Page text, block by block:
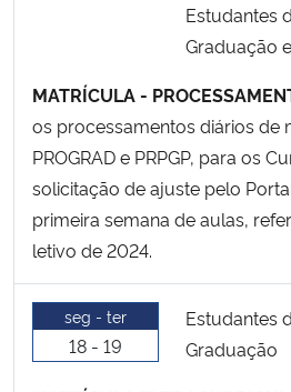
Estudantes
Graduação
MATRÍCULA -
os processamentos diários de
PROGRAD e PRPGP, para os
solicitação de ajuste pelo
primeira semana de aulas,
letivo de 2024.
seg - ter
18 - 19
Estudantes
Graduação